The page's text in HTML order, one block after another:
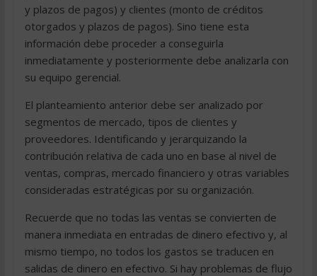
y plazos de pagos) y clientes (monto de créditos
otorgados y plazos de pagos). Sino tiene esta
información debe proceder a conseguirla
inmediatamente y posteriormente debe analizarla con
su equipo gerencial.
El planteamiento anterior debe ser analizado por
segmentos de mercado, tipos de clientes y
proveedores. Identificando y jerarquizando la
contribución relativa de cada uno en base al nivel de
ventas, compras, mercado financiero y otras variables
consideradas estratégicas por su organización.
Recuerde que no todas las ventas se convierten de
manera inmediata en entradas de dinero efectivo y, al
mismo tiempo, no todos los gastos se traducen en
salidas de dinero en efectivo. Si hay problemas de flujo